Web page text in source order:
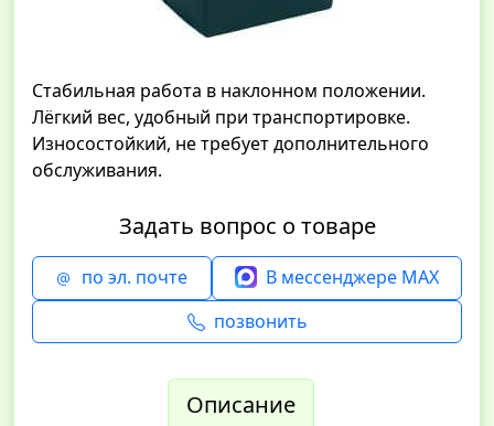
Стабильная работа в наклонном положении.
Лёгкий вес, удобный при транспортировке.
Износостойкий, не требует дополнительного
обслуживания.
Задать вопрос о товаре
по эл. почте
В мессенджере MAX
позвонить
Описание